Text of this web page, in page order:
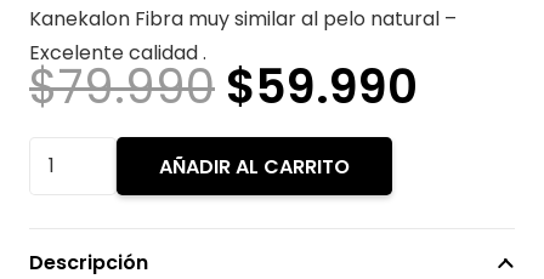
Kanekalon Fibra muy similar al pelo natural –
Excelente calidad .
$79.990 El
precio
original
era:
$79.990.
$59.990
PELUCA
SINTETICA
LARGA
AÑADIR AL CARRITO
Descripción